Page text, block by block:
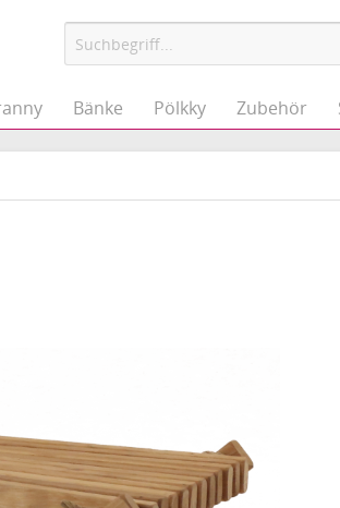
Bänke Pölkky Zubehör